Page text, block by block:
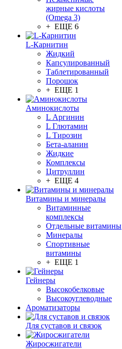
жирные кислоты
(Omega 3)
+ ЕЩЕ 6
L-Карнитин
Жидкий
Капсулированный
Таблетированный
Порошок
+ ЕЩЕ 1
Аминокислоты
L Аргинин
L Глютамин
L Тирозин
Бета-аланин
Жидкие
Комплексы
Цитруллин
+ ЕЩЕ 4
Витамины и минералы
Витаминные
комплексы
Отдельные витамины
Минералы
Спортивные
витамины
+ ЕЩЕ 1
Гейнеры
Высокобелковые
Высокоуглеводные
Ароматизаторы
Для суставов и связок
Жиросжигатели